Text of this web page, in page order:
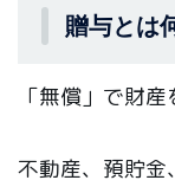
贈与とは
「無償」で財
不動産、預貯金